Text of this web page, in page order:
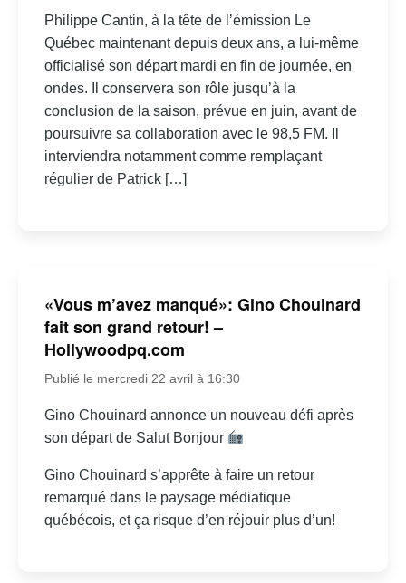
Philippe Cantin, à la tête de l’émission Le
Québec maintenant depuis deux ans, a lui-même
officialisé son départ mardi en fin de journée, en
ondes. Il conservera son rôle jusqu’à la
conclusion de la saison, prévue en juin, avant de
poursuivre sa collaboration avec le 98,5 FM. Il
interviendra notamment comme remplaçant
régulier de Patrick […]
«Vous m’avez manqué»: Gino Chouinard
fait son grand retour! –
Hollywoodpq.com
Publié le mercredi 22 avril à 16:30
Gino Chouinard annonce un nouveau défi après
son départ de Salut Bonjour
Gino Chouinard s’apprête à faire un retour
remarqué dans le paysage médiatique
québécois, et ça risque d’en réjouir plus d’un!